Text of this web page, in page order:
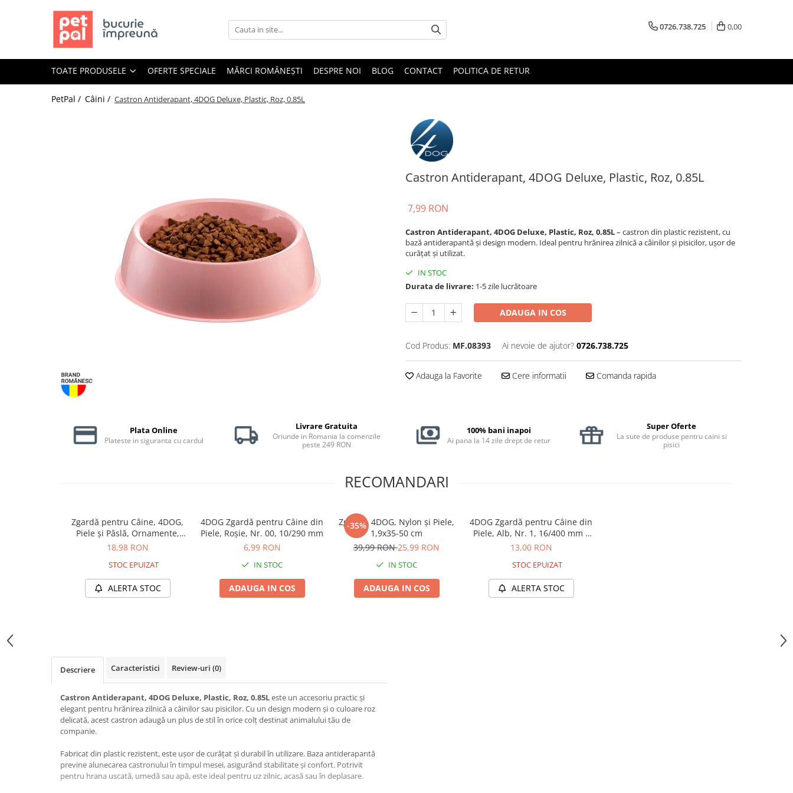
Toate Produsele
Câine Junior
Covorașe Igienice Câini
Șampoane Câini
Zgărzi, Lese & Hamuri
Pisică Senior
Pisică Adult
Diete Veterinare Pisică
Recompense Pisici
0726.738.725 0,00
TOATE PRODUSELE OFERTE SPECIALE MĂRCI ROMÂNEȘTI DESPRE NOI BLOG CONTACT POLITICA DE RETUR
PetPal / Câini / Castron Antiderapant, 4DOG Deluxe, Plastic, Roz, 0.85L
Castron Antiderapant, 4DOG Deluxe, Plastic, Roz, 0.85L
7,99 RON
Castron Antiderapant, 4DOG Deluxe, Plastic, Roz, 0.85L– castron din plastic rezistent, cu
bază antiderapantă și design modern. Ideal pentru hrănirea zilnică a câinilor și pisicilor, ușor de
curățat și utilizat.
IN STOC
Durata de livrare: 1-5 zile lucrătoare
ADAUGA IN COS
Cod Produs: MF.08393 Ai nevoie de ajutor? 0726.738.725
Adauga la Favorite Cere informatii Comanda rapida
Plata Online
Plateste in siguranta cu cardul
Livrare Gratuita
Oriunde in Romania la comenzile
peste 249 RON
100% bani inapoi
Ai pana la 14 zile drept de retur
Super Oferte
La sute de produse pentru caini si
pisici
RECOMANDARI
Zgardă pentru Câine, 4DOG,
Piele și Pâslă, Ornamente,
Roșie, Nr. 1, 16/400 mm
18,98 RON
STOC EPUIZAT
ALERTA STOC
4DOG Zgardă pentru Câine din
Piele, Roșie, Nr. 00, 10/290 mm
6,99 RON
IN STOC
ADAUGA IN COS
-35%
Zgardă, 4DOG, Nylon și Piele,
1,9x35-50 cm
39,99 RON25,99 RON
IN STOC
ADAUGA IN COS
4DOG Zgardă pentru Câine din
Piele, Alb, Nr. 1, 16/400 mm –
DELISTAT
13,00 RON
STOC EPUIZAT
ALERTA STOC
Descriere Caracteristici Review-uri (0)
Castron Antiderapant, 4DOG Deluxe, Plastic, Roz, 0.85Leste un accesoriu practic și
elegant pentru hrănirea zilnică a câinilor sau pisicilor. Cu un design modern și o culoare roz
delicată, acest castron adaugă un plus de stil în orice colț destinat animalului tău de
companie.
Fabricat din plastic rezistent, este ușor de curățat și durabil în utilizare. Baza antiderapantă
previne alunecarea castronului în timpul mesei, asigurând stabilitate și confort. Potrivit
pentru hrana uscată, umedă sau apă, este ideal pentru uz zilnic, acasă sau în deplasare.